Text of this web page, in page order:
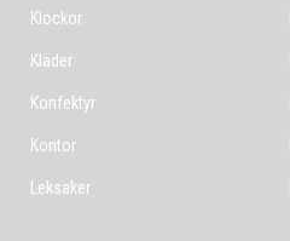
Klockor
Kläder
Konfektyr
Kontor
Leksaker